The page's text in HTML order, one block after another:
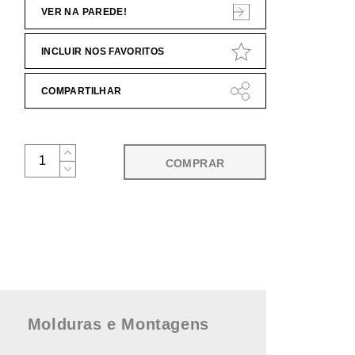
VER NA PAREDE!
INCLUIR NOS FAVORITOS
COMPARTILHAR
COMPRAR
Molduras e Montagens